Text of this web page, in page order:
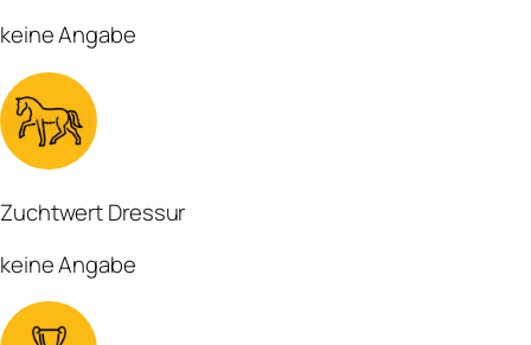
keine Angabe
Zuchtwert Dressur
keine Angabe